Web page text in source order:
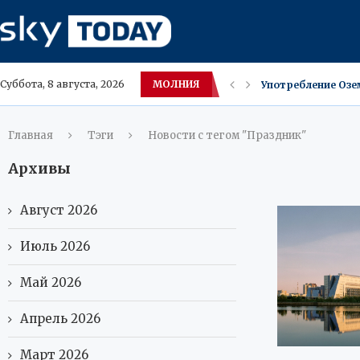
Суббота, 8 августа, 2026 МОЛНИЯ Употребление
Оземпик‑фейс —
Налоговая РФ
В ХМАО цены на
Гигантские
Обрушившийся
30 минут
Миф о золотом
Главная Тэги Новости с тегом "Праздник"
Архивы
Август 2026
Июль 2026
Май 2026
Апрель 2026
Март 2026